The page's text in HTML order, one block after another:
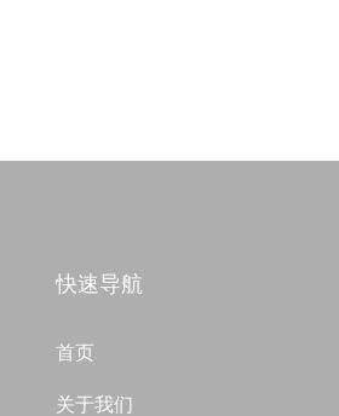
快速导航
首页
关于我们